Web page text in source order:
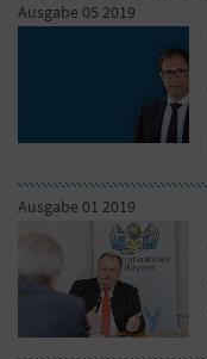
Ausgabe 05 2019
Ausgabe 01 2019